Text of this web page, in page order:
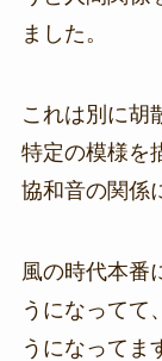
ました。
これは別に胡
特定の模様を
協和音の関係
風の時代本番
うになってて
うになってま